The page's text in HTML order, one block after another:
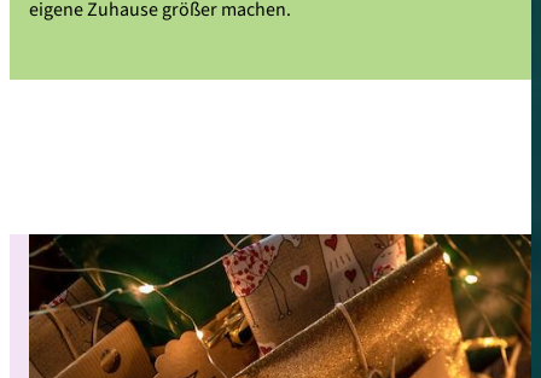
eigene Zuhause größer machen.